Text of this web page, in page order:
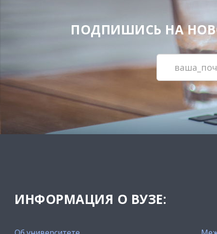
ПОДПИШИСЬ НА
ИНФОРМАЦИЯ О ВУЗЕ: